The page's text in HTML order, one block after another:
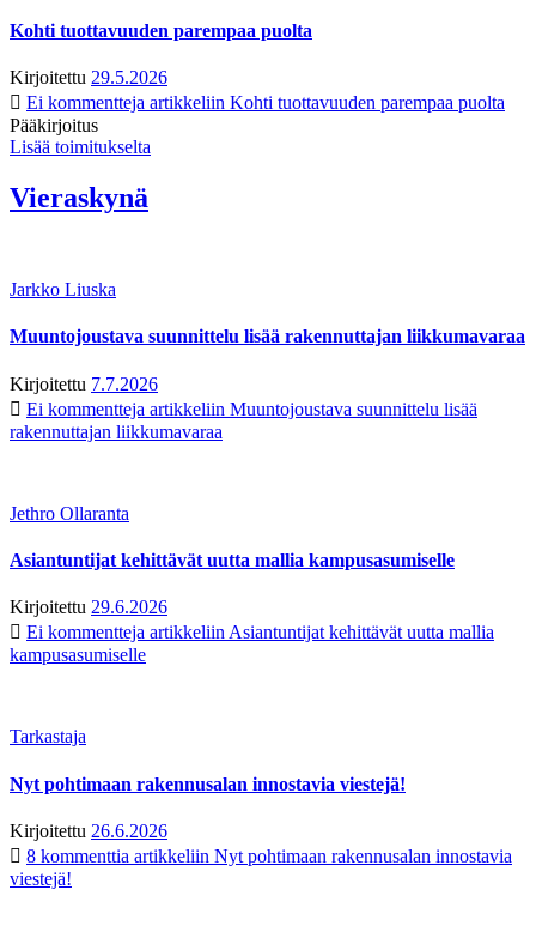
Kohti tuottavuuden parempaa puolta
Kirjoitettu 29.5.2026
Ei kommentteja artikkeliin Kohti tuottavuuden parempaa puolta
Pääkirjoitus
Lisää toimitukselta
Vieraskynä
Jarkko Liuska
Muuntojoustava suunnittelu lisää rakennuttajan liikkumavaraa
Kirjoitettu 7.7.2026
Ei kommentteja artikkeliin Muuntojoustava suunnittelu lisää
rakennuttajan liikkumavaraa
Jethro Ollaranta
Asiantuntijat kehittävät uutta mallia kampusasumiselle
Kirjoitettu 29.6.2026
Ei kommentteja artikkeliin Asiantuntijat kehittävät uutta mallia
kampusasumiselle
Tarkastaja
Nyt pohtimaan rakennusalan innostavia viestejä!
Kirjoitettu 26.6.2026
8 kommenttia artikkeliin Nyt pohtimaan rakennusalan innostavia
viestejä!